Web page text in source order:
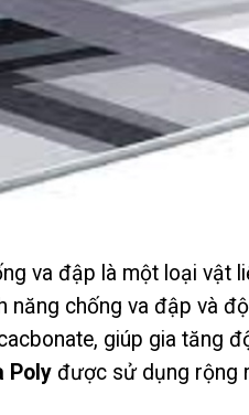
va đập là một loại vật
năng chống va đập và
giúp gia tăng
Poly được sử dụng rộng